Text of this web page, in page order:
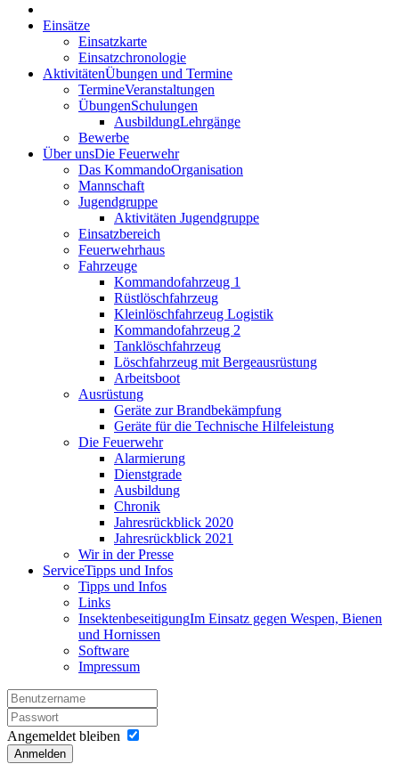
Einsätze
Einsatzkarte
Einsatzchronologie
AktivitätenÜbungen und Termine
TermineVeranstaltungen
ÜbungenSchulungen
AusbildungLehrgänge
Bewerbe
Über unsDie Feuerwehr
Das KommandoOrganisation
Mannschaft
Jugendgruppe
Aktivitäten Jugendgruppe
Einsatzbereich
Feuerwehrhaus
Fahrzeuge
Kommandofahrzeug 1
Rüstlöschfahrzeug
Kleinlöschfahrzeug Logistik
Kommandofahrzeug 2
Tanklöschfahrzeug
Löschfahrzeug mit Bergeausrüstung
Arbeitsboot
Ausrüstung
Geräte zur Brandbekämpfung
Geräte für die Technische Hilfeleistung
Die Feuerwehr
Alarmierung
Dienstgrade
Ausbildung
Chronik
Jahresrückblick 2020
Jahresrückblick 2021
Wir in der Presse
ServiceTipps und Infos
Tipps und Infos
Links
InsektenbeseitigungIm Einsatz gegen Wespen, Bienen
und Hornissen
Software
Impressum
Angemeldet bleiben
Anmelden